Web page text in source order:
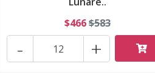
$466$583
+
-